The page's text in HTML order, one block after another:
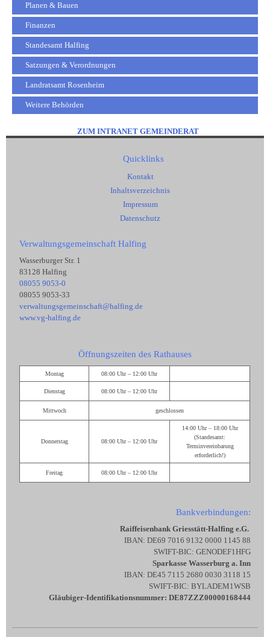
Planen & Bauen
Finanzen
Standesamt Halfing
Satzungen & Verordnungen
Landratsamt Rosenheim
Weitere Behörden
ZUM INTRANET GEMEINDERAT
Quicklinks
Kontakt
Inhaltsverzeichnis
Impressum
Datenschutz
Verwaltungsgemeinschaft Halfing
Wasserburger Str. 1
83128 Halfing
08055 9053-0
08055 9053-33
verwaltungsgemeinschaft@halfing.de
www.vg-halfing.de
Öffnungszeiten des Rathauses
Montag 08:00 Uhr – 12:00 Uhr
Dienstag 08:00 Uhr – 12:00 Uhr
Mittwoch geschlossen
Donnerstag 08:00 Uhr – 12:00 Uhr
14:00 Uhr – 18:00 Uhr
(Standesamt:
Terminvereinbarung
erforderlich!)
Freitag 08:00 Uhr – 12:00 Uhr
Bankverbindungen:
Raiffeisenbank Griesstätt-Halfing e.G.
IBAN: DE69 7016 9132 0000 1145 88
SWIFT-BIC: GENODEF1HFG
Sparkasse Wasserburg a. Inn
IBAN: DE45 7115 2680 0030 3118 15
SWIFT-BIC: BYLADEM1WSB
Gläubiger-Identifikationsnummer: DE87ZZZ00000168444